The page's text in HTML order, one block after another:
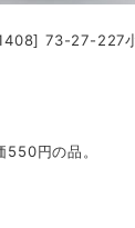
73-27-227
円の品。